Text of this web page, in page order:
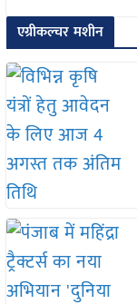
एग्रीकल्चर मशीन